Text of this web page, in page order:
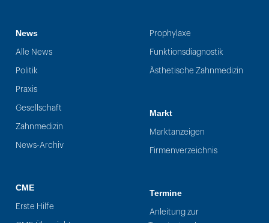
News
Alle News
Politik
Praxis
Gesellschaft
Zahnmedizin
News-Archiv
CME
Erste Hilfe
Prophylaxe
Funktionsdiagnostik
Ästhetische Zahnmedizin
Markt
Marktanzeigen
Firmenverzeichnis
Termine
Anleitung zur